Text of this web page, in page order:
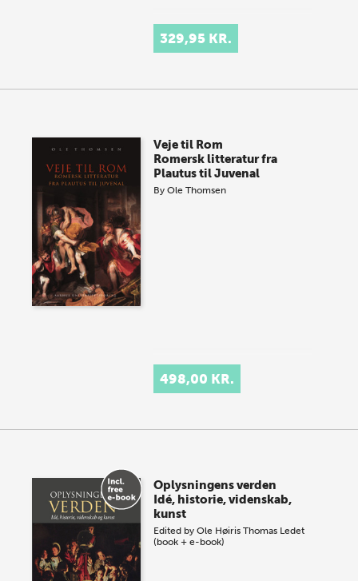
329,95 KR.
Veje til Rom
Romersk litteratur fra
Plautus til Juvenal
ByOle Thomsen
498,00 KR.
Oplysningens verden
Idé, historie, videnskab,
kunst
Edited byOle Høiris Thomas Ledet
(book + e-book)